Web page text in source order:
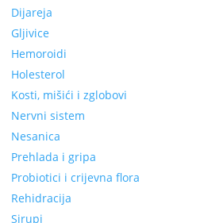
Dijareja
Gljivice
Hemoroidi
Holesterol
Kosti, mišići i zglobovi
Nervni sistem
Nesanica
Prehlada i gripa
Probiotici i crijevna flora
Rehidracija
Sirupi